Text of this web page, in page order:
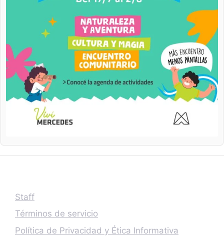
Staff
Términos de servicio
Política de Privacidad y Ética Informativa